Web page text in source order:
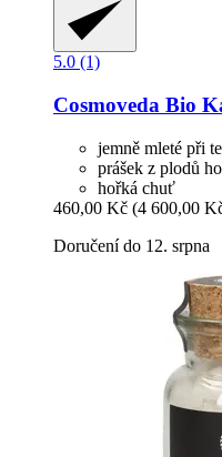
5.0 (1)
Cosmoveda Bio
jemně mleté při
prášek z plodů
hořká chuť
460,00 Kč (4 600,00
Doručení do 12. srpna